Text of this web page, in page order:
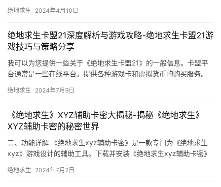
绝地求生 2024年4月10日
绝地求生卡盟21深度解析与游戏攻略-绝地求生卡盟21游
戏技巧与策略分享
我可以为您提供一些关于《绝地求生卡盟21》的一般信息。卡盟平
台通常是一些在线平台。提供各种游戏卡和虚拟货币的购买服务。
绝地求生 2024年7月9日
《绝地求生》XYZ辅助卡密大揭秘-揭秘《绝地求生》
XYZ辅助卡密的秘密世界
二、功能详解 《绝地求生xyz辅助卡密》是一款专门为《绝地求生
xyz》游戏设计的辅助工具。下载并安装《绝地求生xyz辅助卡密》
绝地求生 2024年7月2日